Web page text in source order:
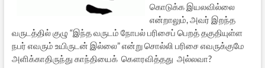
கொடுக்க இயலவில்லை
என்றாலும், அவர் இறந்த
வருடத்தில் குழு “இந்த வருடம் நோபல் பரிசைப் பெறத் தகுதியுள்ள
நபர் எவரும் உயிருடன் இல்லை” என்று சொல்லி பரிசை எவருக்குமே
அளிக்காதிருந்து காந்தியைக் கௌரவித்தது அல்லவா?